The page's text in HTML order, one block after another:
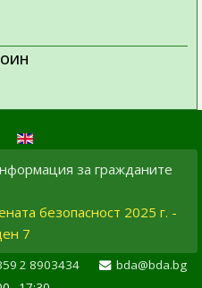
за гражданите
безопасност 2025 г. -
7
2 8903434
bda@bda.bg